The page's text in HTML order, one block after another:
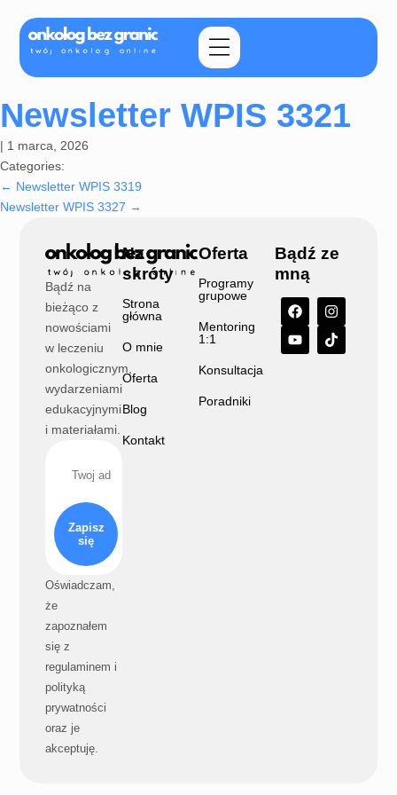
Newsletter WPIS 3321
| 1 marca, 2026
Categories:
← Newsletter WPIS 3319
Newsletter WPIS 3327 →
Bądź na
bieżąco z
nowościami
w leczeniu
onkologicznym,
wydarzeniami
edukacyjnymi
i materiałami.
Zapisz
się
Oświadczam,
że
zapoznałem
się z
regulaminem i
polityką
prywatności
oraz je
akceptuję.
Na
skróty
Strona
główna
O mnie
Oferta
Blog
Kontakt
Oferta
Programy
grupowe
Mentoring
1:1
Konsultacja
Poradniki
Bądź ze
mną